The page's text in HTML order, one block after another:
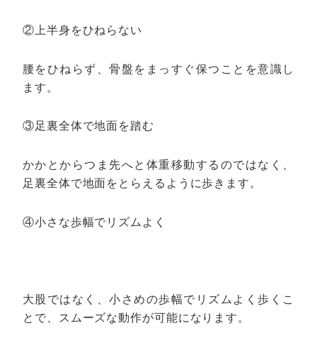
②上半身をひねらない
腰をひねらず、骨盤をまっすぐ保つことを意識し
ます。
③足裏全体で地面を踏む
かかとからつま先へと体重移動するのではなく、
足裏全体で地面をとらえるように歩きます。
④小さな歩幅でリズムよく
大股ではなく、小さめの歩幅でリズムよく歩くこ
とで、スムーズな動作が可能になります。